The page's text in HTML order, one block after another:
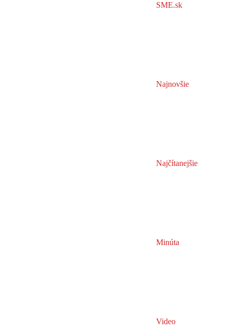
SME.sk
Najnovšie
Najčítanejšie
Minúta
Video